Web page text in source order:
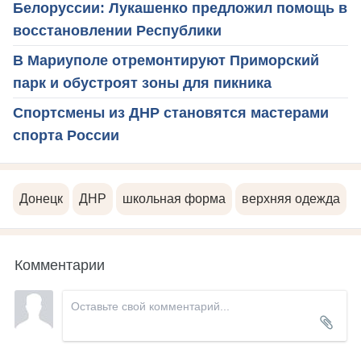
Белоруссии: Лукашенко предложил помощь в
восстановлении Республики
В Мариуполе отремонтируют Приморский
парк и обустроят зоны для пикника
Спортсмены из ДНР становятся мастерами
спорта России
Донецк ДНР школьная форма верхняя одежда
Комментарии